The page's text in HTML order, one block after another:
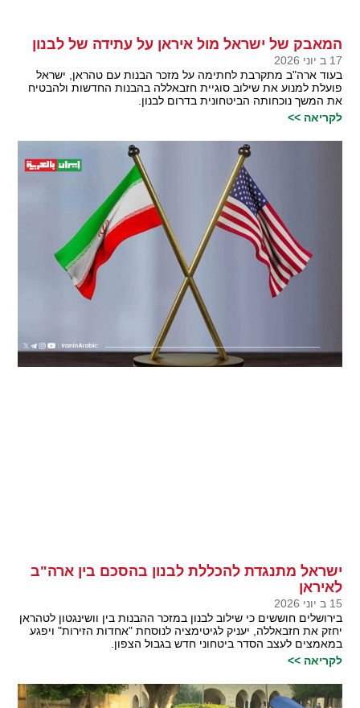
המאבק של ישראל מול איראן על עתידה של לבנון
17 ב יוני 2026
בעוד ארה"ב מתקרבת לחתימה על מזכר הבנות עם טהראן, ישראל
פועלת למנוע את שילוב סוגיית חזבאללה בהבנות החדשות ולהבטיח
את המשך נוכחותה הביטחונית בדרום לבנון.
לקריאה >>
ישראל מתנגדת להכללת לבנון בהסכם בין ארה"ב
לאיראן
15 ב יוני 2026
בירושלים חוששים כי שילוב לבנון במזכר ההבנות בין וושינגטון לטהראן
יחזק את חזבאללה, יעניק לגיטימציה לנוסחת "אחדות הזירות" ויפגע
במאמצים לעצב הסדר ביטחוני חדש בגבול הצפון.
לקריאה >>